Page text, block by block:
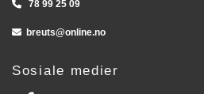
 78 99 25 09
 breuts@online.no
Sosiale medier